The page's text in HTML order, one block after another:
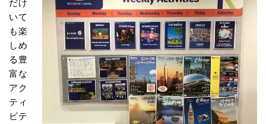
だけ
いて
も楽
しめ
る豊
富な
アク
ティ
ビテ